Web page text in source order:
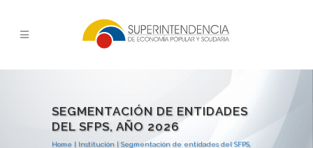
SEGMENTACIÓN DE ENTIDADES
DEL SFPS, AÑO 2026
Home | Institución | Segmentación de entidades del SFPS,